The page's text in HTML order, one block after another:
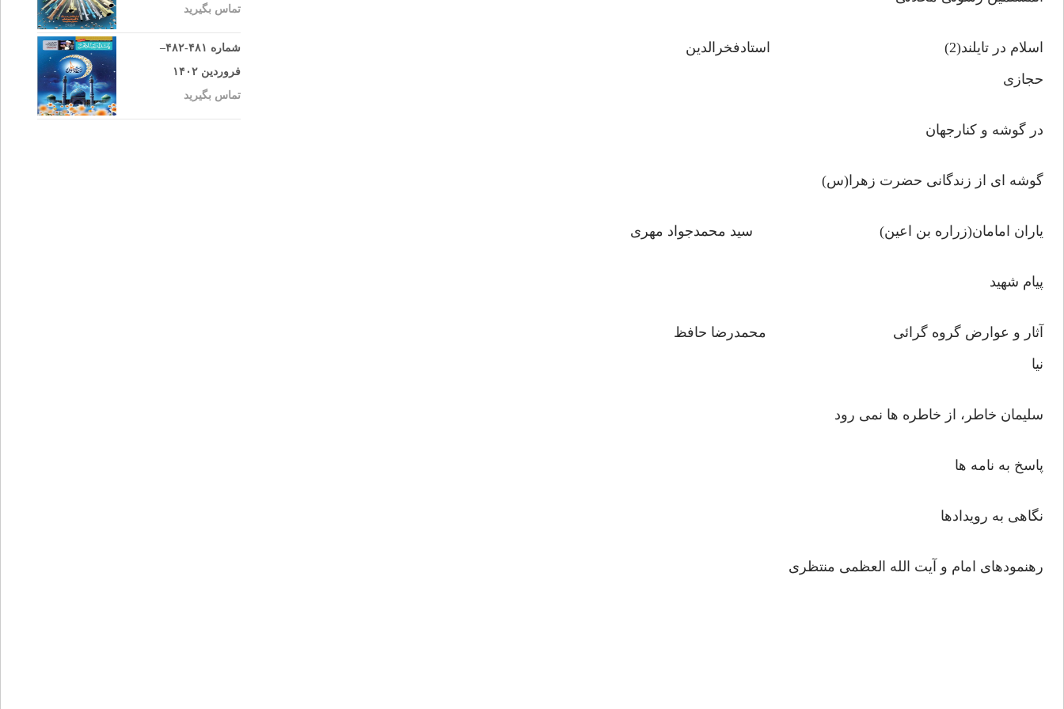
اسلام در تایلند(2) استادفخرالدین
حجازی
در گوشه و کنارجهان
گوشه ای از زندگانی حضرت زهرا(س)
یاران امامان(زراره بن اعین) سید محمدجواد مهری
پیام شهید
آثار و عوارض گروه گرائی محمدرضا حافظ
نیا
سلیمان خاطر، از خاطره ها نمی رود
پاسخ به نامه ها
نگاهی به رویدادها
رهنمودهای امام و آیت الله العظمی منتظری
تماس بگیرید
شماره ۴۸۱-۴۸۲–
فروردین ۱۴۰۲
تماس بگیرید